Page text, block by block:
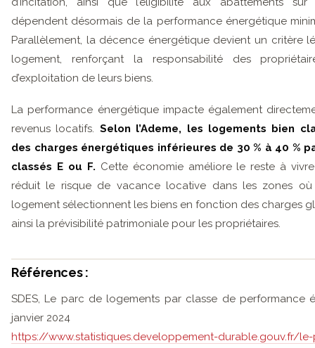
dépendent désormais de la performance énergétique
Parallèlement, la décence énergétique devient un critère
logement, renforçant la responsabilité des
d’exploitation de leurs biens.
La performance énergétique impacte également
revenus locatifs. Selon l’Ademe, les logements bien
des charges énergétiques inférieures de 30 % à 40 %
classés E ou F. Cette économie améliore le reste à
réduit le risque de vacance locative dans les zones
logement sélectionnent les biens en fonction des charges
ainsi la prévisibilité patrimoniale pour les propriétaires.
Références :
SDES, Le parc de logements par classe de performance
janvier 2024
https://www.statistiques.developpement-durable.gouv.fr/